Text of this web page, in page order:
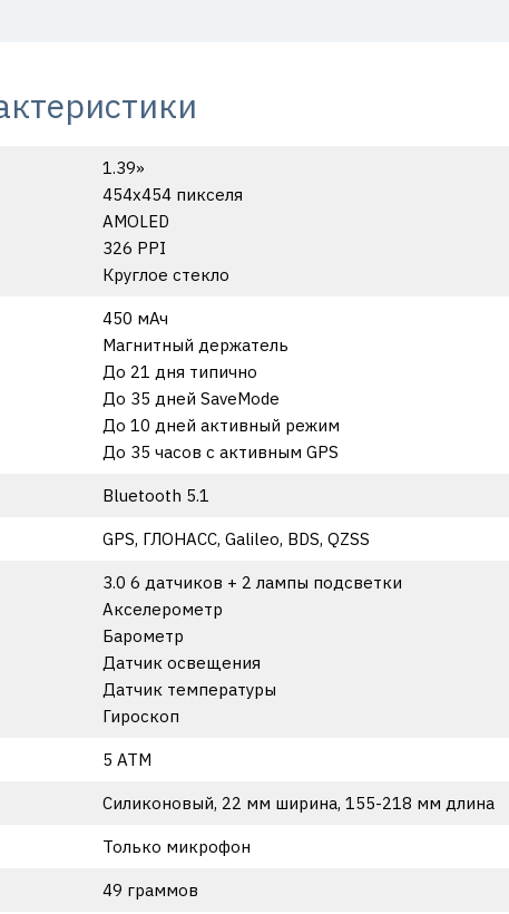
1.39»
454х454 пикселя
AMOLED
326 PPI
Круглое стекло
450 мАч
Магнитный держатель
До 21 дня типично
До 35 дней SaveMode
До 10 дней активный режим
До 35 часов с активным GPS
Bluetooth 5.1
GPS, ГЛОНАСС, Galileo, BDS, QZSS
3.0 6 датчиков + 2 лампы подсветки
Акселерометр
Барометр
Датчик освещения
Датчик температуры
Гироскоп
5 ATM
Силиконовый, 22 мм ширина, 155-218 мм длина
Только микрофон
49 граммов